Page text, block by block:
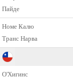
Пайде
Номе Калю
Транс Нарва
О'Хигинс